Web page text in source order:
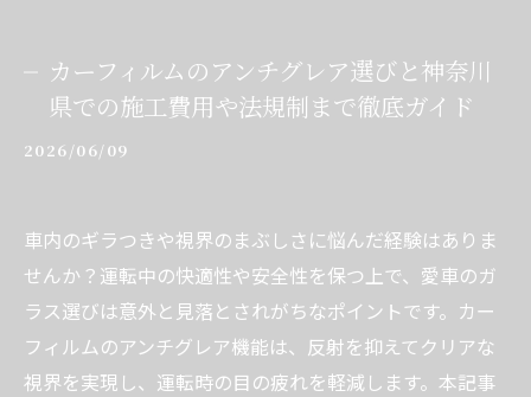
カーフィルムのアンチグレア選びと神奈川
県での施工費用や法規制まで徹底ガイド
2026/06/09
車内のギラつきや視界のまぶしさに悩んだ経験はありま
せんか？運転中の快適性や安全性を保つ上で、愛車のガ
ラス選びは意外と見落とされがちなポイントです。カー
フィルムのアンチグレア機能は、反射を抑えてクリアな
視界を実現し、運転時の目の疲れを軽減します。本記事